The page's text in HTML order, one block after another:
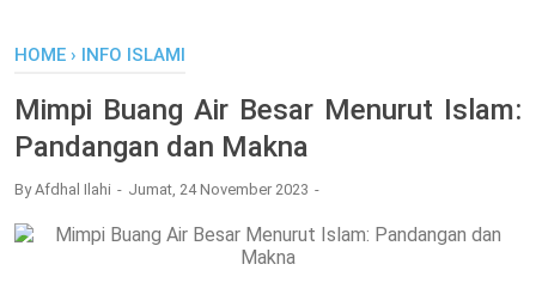
HOME › INFO ISLAMI
Mimpi Buang Air Besar Menurut Islam:
Pandangan dan Makna
ByAfdhal Ilahi Jumat, 24 November 2023